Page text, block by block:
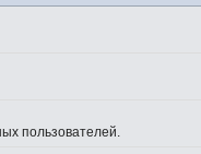
пользователей.